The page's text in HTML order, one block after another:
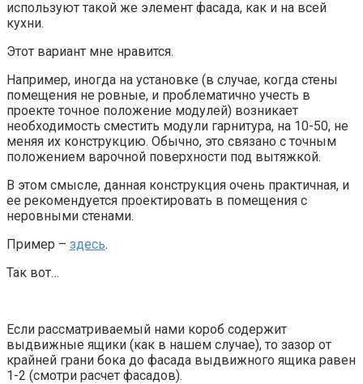
используют такой же элемент фасада, как и на всей
кухни.
Этот вариант мне нравится.
Например, иногда на установке (в случае, когда стены
помещения не ровные, и проблематично учесть в
проекте точное положение модулей) возникает
необходимость сместить модули гарнитура, на 10-50, не
меняя их конструкцию. Обычно, это связано с точным
положением варочной поверхности под вытяжкой.
В этом смысле, данная конструкция очень практичная, и
ее рекомендуется проектировать в помещения с
неровными стенами.
Пример – здесь.
Так вот…
Если рассматриваемый нами короб содержит
выдвижные ящики (как в нашем случае), то зазор от
крайней грани бока до фасада выдвижного ящика равен
1-2 (смотри расчет фасадов).